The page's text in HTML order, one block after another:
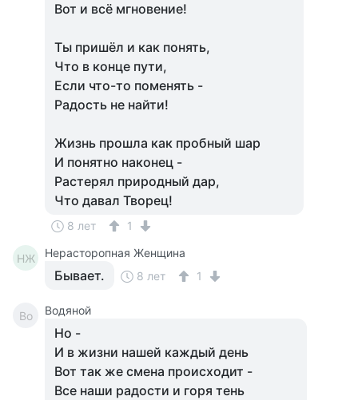
Вот и всё мгновение!
Ты пришёл и как понять,
Что в конце пути,
Если что-то поменять -
Радость не найти!
Жизнь прошла как пробный шар
И понятно наконец -
Растерял природный дар,
Что давал Творец!
8 лет 1
НЖ Нерасторопная Женщина
Бывает. 8 лет 1
Во Водяной
Но -
И в жизни нашей каждый день
Вот так же смена происходит -
Все наши радости и горя тень